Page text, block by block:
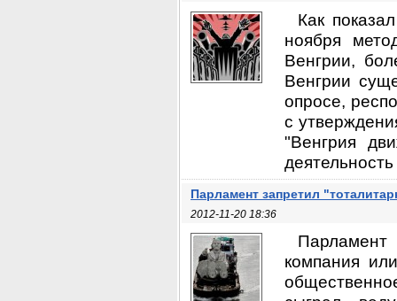
Как
ноября
Венгрии,
Венгрии
опросе,
с
"Венгрия
Парламент запретил
2012-11-20 18:36
компания